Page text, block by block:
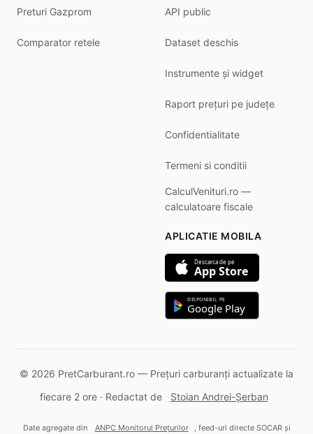
Preturi Gazprom
Comparator retele
API public
Dataset deschis
Instrumente și widget
Raport prețuri pe județe
Confidentialitate
Termeni si conditii
CalculVenituri.ro —
calculatoare fiscale
APLICATIE MOBILA
Descarca de pe
App Store
DISPONIBIL PE
Google Play
© 2026 PretCarburant.ro — Prețuri carburanți actualizate la
fiecare 2 ore · Redactat de
Stoian Andrei-Șerban
Date agregate din ANPC Monitorul Prețurilor , feed-uri directe SOCAR și